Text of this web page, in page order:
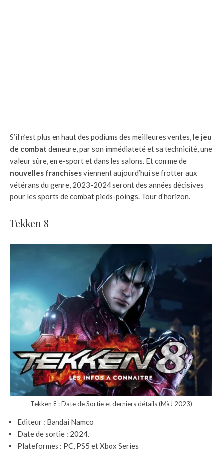
S’il n’est plus en haut des podiums des meilleures ventes, le jeu
de combat demeure, par son immédiateté et sa technicité, une
valeur sûre, en e-sport et dans les salons. Et comme de
nouvelles franchisesviennent aujourd’hui se frotter aux
vétérans du genre, 2023-2024 seront des années décisives
pour les sports de combat pieds-poings. Tour d’horizon.
Tekken 8
Tekken 8 : Date de Sortie et derniers détails (MàJ 2023)
Editeur : Bandai Namco
Date de sortie : 2024.
Plateformes : PC, PS5 et Xbox Series